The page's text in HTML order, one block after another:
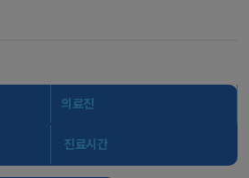
의료진
진료시간